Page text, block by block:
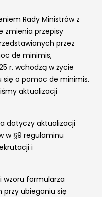
Rady Ministrów z
zmienia przepisy
przez
de minimis,
r. wchodzą w życie
się o pomoc de minimis.
aktualizacji
dotyczy aktualizacji
w §9 regulaminu
i
wzoru formularza
ubieganiu się